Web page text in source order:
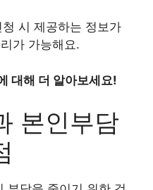
청 시 제공하는 정보가
가 가능해요.
대해 더 알아보세요!
본인부담